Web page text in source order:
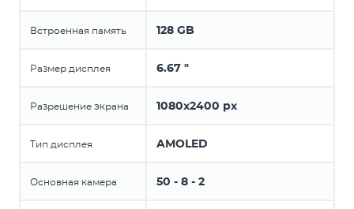
Встроенная память 128 GB
Размер дисплея 6.67 "
Разрешение экрана 1080x2400 px
Тип дисплея AMOLED
Основная камера 50 - 8 - 2